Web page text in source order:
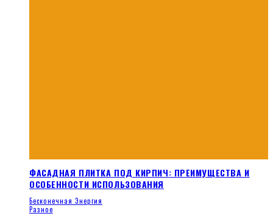
ФАСАДНАЯ ПЛИТКА ПОД КИРПИЧ: ПРЕИМУЩЕСТВА И
ОСОБЕННОСТИ ИСПОЛЬЗОВАНИЯ
Бесконечная Энергия
Разное